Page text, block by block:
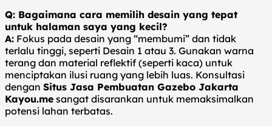
Q: Bagaimana cara memilih desain yang tepat
untuk halaman saya yang kecil?
A: Fokus pada desain yang “membumi” dan tidak
terlalu tinggi, seperti Desain 1 atau 3. Gunakan warna
terang dan material reflektif (seperti kaca) untuk
menciptakan ilusi ruang yang lebih luas. Konsultasi
dengan Situs Jasa Pembuatan Gazebo Jakarta
Kayou.me sangat disarankan untuk memaksimalkan
potensi lahan terbatas.